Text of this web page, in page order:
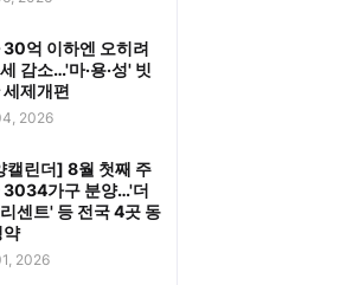
30억 이하엔 오히려
감소…'마·용·성' 빗
세제개편
2026
캘린더] 8월 첫째 주
3034가구 분양…'더
센트' 등 전국 4곳 동
약
2026